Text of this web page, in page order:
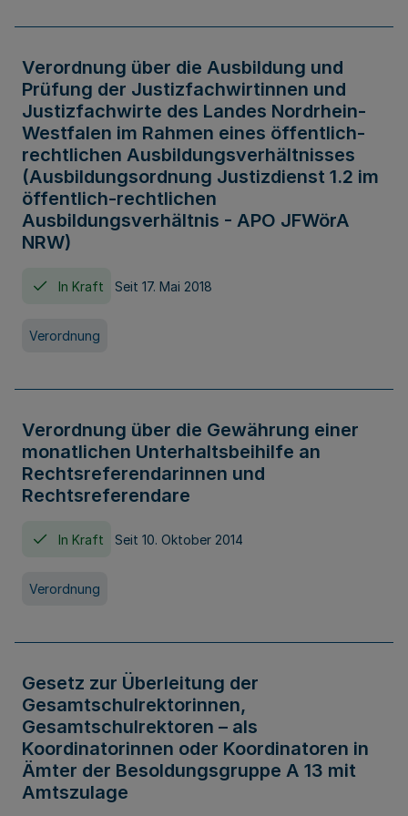
Verordnung über die Ausbildung und
Prüfung der Justizfachwirtinnen und
Justizfachwirte des Landes Nordrhein-
Westfalen im Rahmen eines öffentlich-
rechtlichen Ausbildungsverhältnisses
(Ausbildungsordnung Justizdienst 1.2 im
öffentlich-rechtlichen
Ausbildungsverhältnis - APO JFWörA
NRW)
In Kraft Seit 17. Mai 2018
Verordnung
Verordnung über die Gewährung einer
monatlichen Unterhaltsbeihilfe an
Rechtsreferendarinnen und
Rechtsreferendare
In Kraft Seit 10. Oktober 2014
Verordnung
Gesetz zur Überleitung der
Gesamtschulrektorinnen,
Gesamtschulrektoren – als
Koordinatorinnen oder Koordinatoren in
Ämter der Besoldungsgruppe A 13 mit
Amtszulage